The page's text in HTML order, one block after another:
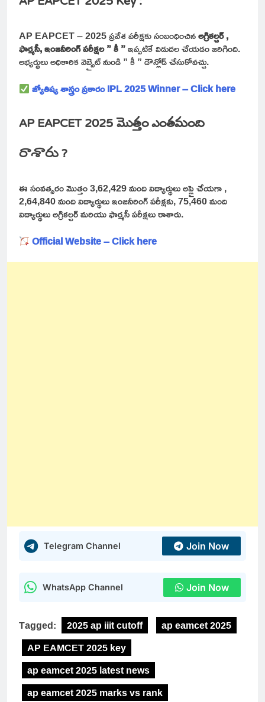
AP EAPCET – 2025 ప్రవేశ పరీక్షకు సంబంధించినఅగ్రికల్చర్ ,
ఫార్మసీ, ఇంజనీరింగ్ పరీక్షల ” కీ ”ఇప్పటికే విడుదల చేయడం జరిగింది.
అభ్యర్థులు అధికారిక వెబ్సైట్ నుండి ” కీ ” డౌన్లోడ్ చేసుకోవచ్చు.
జ్యోతిష్య శాస్త్రం ప్రకారం IPL 2025 Winner – Click here
AP EAPCET 2025 మొత్తం ఎంతమంది
రాశారు ?
ఈ సంవత్సరం మొత్తం 3,62,429 మంది విద్యార్థులు అప్లై చేయగా ,
2,64,840 మంది విద్యార్థులు ఇంజనీరింగ్ పరీక్షకు, 75,460 మంది
విద్యార్థులు అగ్రికల్చర్ మరియు ఫార్మసీ పరీక్షలు రాశారు.
Official Website – Click here
Telegram Channel Join Now
WhatsApp Channel Join Now
Tagged: 2025 ap iiit cutoff
ap eamcet 2025
AP EAMCET 2025 key
ap eamcet 2025 latest news
ap eamcet 2025 marks vs rank